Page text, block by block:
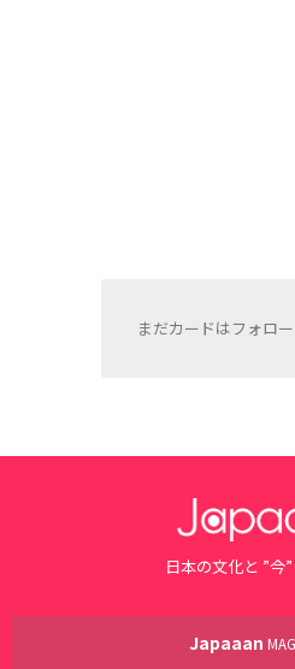
まだカードはフォロー
日本の文化と ”今
Japaaan